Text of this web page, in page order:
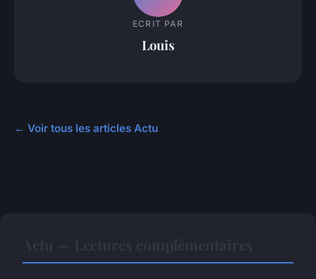
ECRIT PAR
Louis
← Voir tous les articles Actu